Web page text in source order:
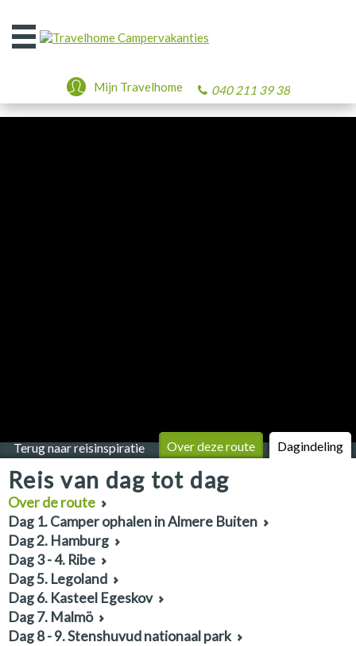
Open
het
040 211 39 38
Mijn Travelhome
Terug naar reisinspiratie Over deze route Dagindeling
Reis van dag tot dag
Over de route
Dag 1. Camper ophalen in Almere Buiten
Dag 2. Hamburg
Dag 3 - 4. Ribe
Dag 5. Legoland
Dag 6. Kasteel Egeskov
Dag 7. Malmö
Dag 8 - 9. Stenshuvud nationaal park